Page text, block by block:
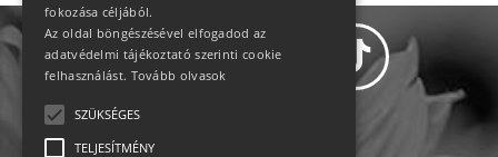
fokozása céljából.
Az oldal böngészésével elfogadod az
adatvédelmi tájékoztató szerinti cookie
felhasználást. Tovább olvasok
SZÜKSÉGES
TELJESÍTMÉNY